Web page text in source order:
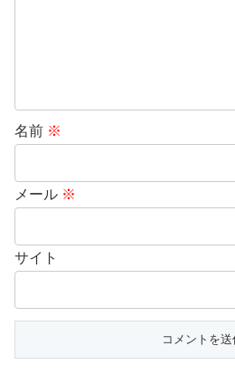
名前 ※
メール ※
サイト